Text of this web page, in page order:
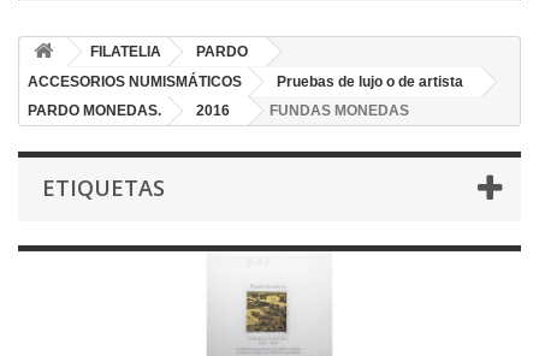
FILATELIA
PARDO
ACCESORIOS NUMISMÁTICOS
Pruebas de lujo o de artista
PARDO MONEDAS.
2016 FUNDAS MONEDAS
ETIQUETAS